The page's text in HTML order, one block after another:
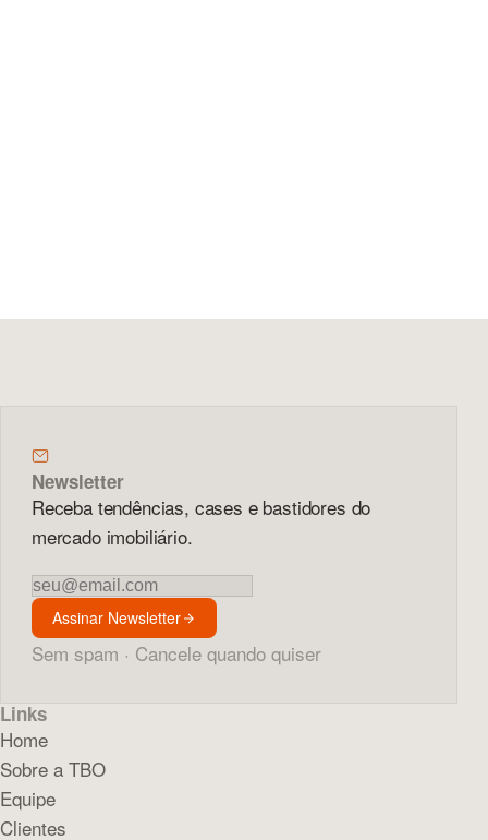
Newsletter
Receba tendências, cases e bastidores do
mercado imobiliário.
Newsletter
Assinar Newsletter
Sem spam · Cancele quando quiser
Links
Home
Sobre a TBO
Equipe
Clientes